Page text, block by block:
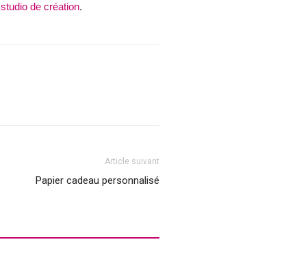
studio de création.
Article suivant
Papier cadeau personnalisé